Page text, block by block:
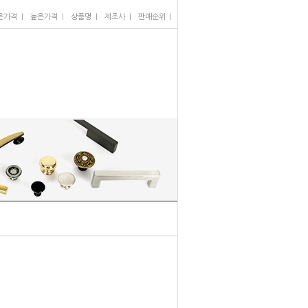
가격 높은가격 상품명 제조사I 판매순위